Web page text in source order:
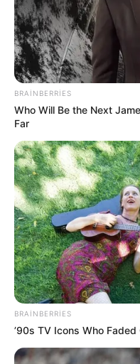
BRAINBERRIES
Who Will Be the Next
Far
BRAINBERRIES
’90s TV Icons Who